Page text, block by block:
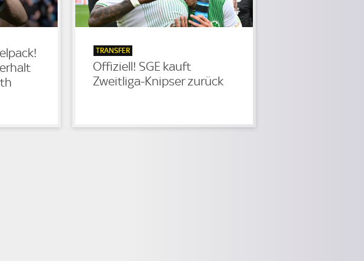
TRANSFER
Offiziell! SGE kauft
Zweitliga-Knipser zurück